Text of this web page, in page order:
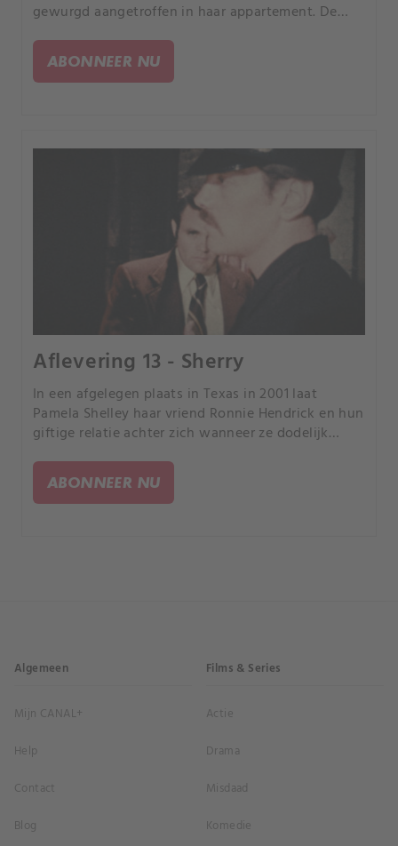
gewurgd aangetroffen in haar appartement. De
haar vriendenkring als de mogelijke moordenaar.
ABONNEER NU
Aflevering 13 - Sherry
In een afgelegen plaats in Texas in 2001 laat
Pamela Shelley haar vriend Ronnie Hendrick en hun
giftige relatie achter zich wanneer ze dodelijk
ABONNEER NU
Algemeen
Mijn CANAL+
Help
Contact
Blog
Films & Series
Actie
Drama
Misdaad
Komedie